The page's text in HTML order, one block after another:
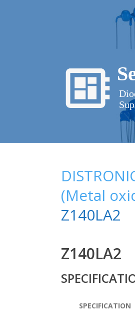
(Metal
Z140LA2
Z140LA2
SPECIFICATION